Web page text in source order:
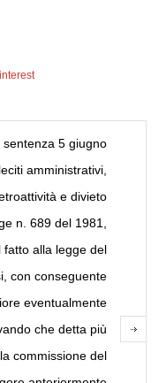
5 giugno
amministrativi,
e divieto
n. 689 del 1981,
alla legge del
con conseguente
eventualmente
che detta più
commissione del